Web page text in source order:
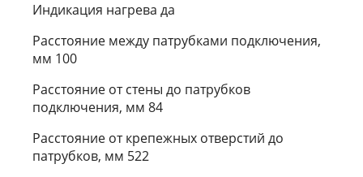
Индикация нагрева да
Расстояние между патрубками подключения,
мм 100
Расстояние от стены до патрубков
подключения, мм 84
Расстояние от крепежных отверстий до
патрубков, мм 522